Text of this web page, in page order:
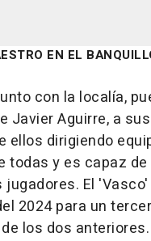
EN EL
con la localía,
Javier Aguirre, a
ellos dirigiendo
todas y es capaz
El
2024 para un
los dos anteriores.